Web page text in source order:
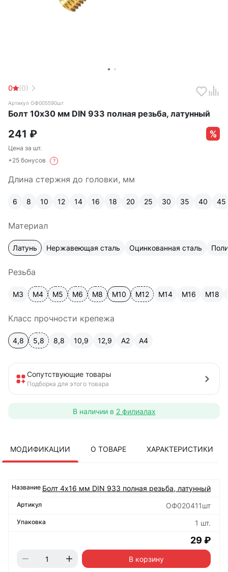
0 (0)
Артикул ОФ005590шт
Болт 10х30 мм DIN 933 полная резьба, латунный
241 ₽
Цена за шт.
+25 бонусов
?
Длина стержня до головки, мм
6 8 10 12 14 16 18 20 25 30 35 40 45
Материал
Латунь Нержавеющая сталь Оцинкованная сталь
Резьба
М3 М4 М5 М6 М8 М10 М12 М14 М16 М18
Класс прочности крепежа
4,8 5,8 8,8 10,9 12,9 A2 А4
Сопутствующие товары
Подборка для этого товара
В наличии в 2 филиалах
МОДИФИКАЦИИ О ТОВАРЕ ХАРАКТЕРИСТИКИ
Болт 4х16 мм DIN 933 полная резьба, латунный
ОФ020411шт
1 шт.
29 ₽
В корзину